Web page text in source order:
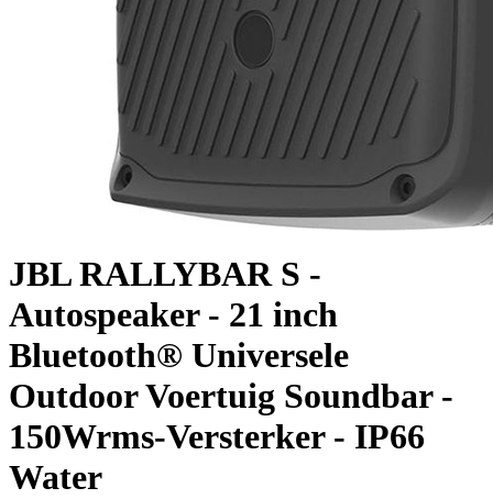
JBL RALLYBAR S -
Autospeaker - 21 inch
Bluetooth® Universele
Outdoor Voertuig Soundbar -
150Wrms-Versterker - IP66
Water